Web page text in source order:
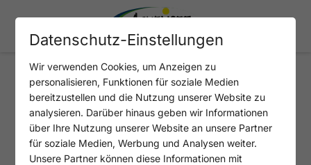
🗵
🗵
🗵
🗵
🗵
🗵
Datenschutz-Einstellungen
Wir verwenden Cookies, um Anzeigen zu
personalisieren, Funktionen für soziale Medien
bereitzustellen und die Nutzung unserer Website zu
analysieren. Darüber hinaus geben wir Informationen
über Ihre Nutzung unserer Website an unsere Partner
für soziale Medien, Werbung und Analysen weiter.
Unsere Partner können diese Informationen mit